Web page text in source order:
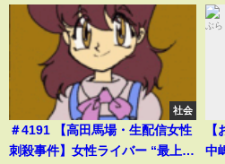
社会
＃4191 【高田馬場・生配信女性
刺殺事件】女性ライバー “最上あ
中